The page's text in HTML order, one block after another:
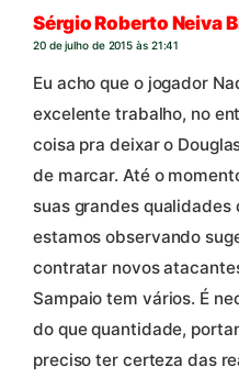
Sérgio Roberto Neiva
20 de julho de 2015 às 21:41
Eu acho que o jogador
excelente trabalho, no
coisa pra deixar o
de marcar. Até o
suas grandes qualidades
estamos observando
contratar novos
Sampaio tem vários. É
do que quantidade,
preciso ter certeza das